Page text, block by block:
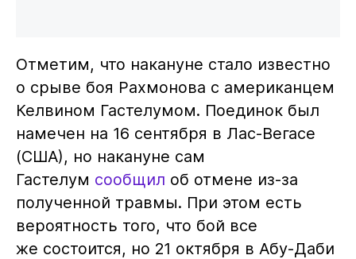
Отметим, что накануне стало известно
о срыве боя Рахмонова с американцем
Келвином Гастелумом. Поединок был
намечен на 16 сентября в Лас-Вегасе
(США), но накануне сам
Гастелум сообщил об отмене из-за
полученной травмы. При этом есть
вероятность того, что бой все
же состоится, но 21 октября в Абу-Даби